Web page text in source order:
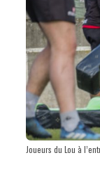
Joueurs du Lou à